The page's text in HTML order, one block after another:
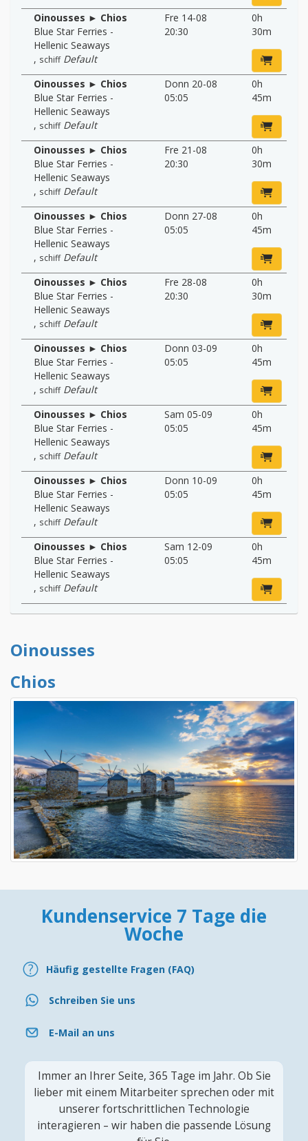
Oinousses ► Chios
Blue Star Ferries -
Hellenic Seaways
, schiff Default
Fre 14-08
20:30
0h
30m
Oinousses ► Chios
Blue Star Ferries -
Hellenic Seaways
, schiff Default
Donn 20-08
05:05
0h
45m
Oinousses ► Chios
Blue Star Ferries -
Hellenic Seaways
, schiff Default
Fre 21-08
20:30
0h
30m
Oinousses ► Chios
Blue Star Ferries -
Hellenic Seaways
, schiff Default
Donn 27-08
05:05
0h
45m
Oinousses ► Chios
Blue Star Ferries -
Hellenic Seaways
, schiff Default
Fre 28-08
20:30
0h
30m
Oinousses ► Chios
Blue Star Ferries -
Hellenic Seaways
, schiff Default
Donn 03-09
05:05
0h
45m
Oinousses ► Chios
Blue Star Ferries -
Hellenic Seaways
, schiff Default
Sam 05-09
05:05
0h
45m
Oinousses ► Chios
Blue Star Ferries -
Hellenic Seaways
, schiff Default
Donn 10-09
05:05
0h
45m
Oinousses ► Chios
Blue Star Ferries -
Hellenic Seaways
, schiff Default
Sam 12-09
05:05
0h
45m
Oinousses
Chios
Kundenservice 7 Tage die
Woche
Häufig gestellte Fragen (FAQ)
Schreiben Sie uns
E-Mail an uns
Immer an Ihrer Seite, 365 Tage im Jahr. Ob Sie
lieber mit einem Mitarbeiter sprechen oder mit
unserer fortschrittlichen Technologie
interagieren – wir haben die passende Lösung